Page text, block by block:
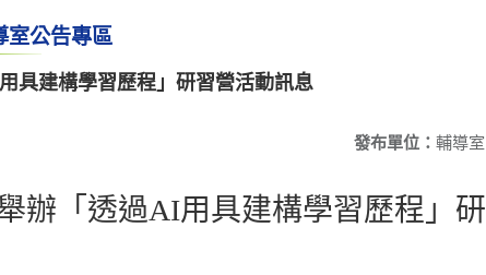
室公告專區
具建構學習歷程」研習營活動訊息
發布單位： 輔導室
辦「透過AI用具建構學習歷程」研